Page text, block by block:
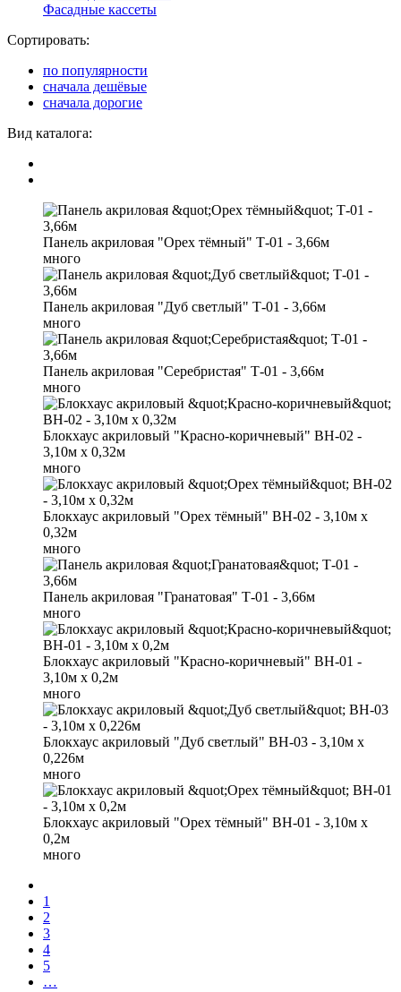
Фасадные кассеты
Сортировать:
по популярности
сначала дешёвые
сначала дорогие
Вид каталога:
Панель акриловая "Орех тёмный" Т-01 - 3,66м
много
Панель акриловая "Дуб светлый" Т-01 - 3,66м
много
Панель акриловая "Серебристая" Т-01 - 3,66м
много
Блокхаус акриловый "Красно-коричневый" BH-02 -
3,10м х 0,32м
много
Блокхаус акриловый "Орех тёмный" BH-02 - 3,10м х
0,32м
много
Панель акриловая "Гранатовая" Т-01 - 3,66м
много
Блокхаус акриловый "Красно-коричневый" BH-01 -
3,10м х 0,2м
много
Блокхаус акриловый "Дуб светлый" BH-03 - 3,10м х
0,226м
много
Блокхаус акриловый "Орех тёмный" BH-01 - 3,10м х
0,2м
много
1
2
3
4
5
…